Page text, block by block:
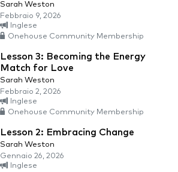
Sarah Weston
Febbraio 9, 2026
Inglese
Onehouse Community Membership
Lesson 3: Becoming the Energy
Match for Love
Sarah Weston
Febbraio 2, 2026
Inglese
Onehouse Community Membership
Lesson 2: Embracing Change
Sarah Weston
Gennaio 26, 2026
Inglese